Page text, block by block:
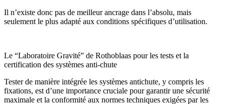
Il n’existe donc pas de meilleur ancrage dans l’absolu, mais
seulement le plus adapté aux conditions spécifiques d’utilisation.
Le “Laboratoire Gravité” de Rothoblaas pour les tests et la
certification des systèmes anti-chute
Tester de manière intégrée les systèmes antichute, y compris les
fixations, est d’une importance cruciale pour garantir une sécurité
maximale et la conformité aux normes techniques exigées par les